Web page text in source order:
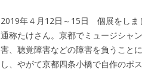
2019年４月12日～15日 個展をし
通称たけさん。京都でミュージシャ
害、聴覚障害などの障害を負うこと
し、やがて京都四条小橋で自作のポ